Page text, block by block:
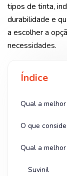
tipos de tinta,
durabilidade e
a escolher a
necessidades.
Índice
Qual a
Suvinil